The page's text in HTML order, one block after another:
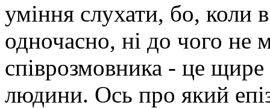
уміння слухати, бо, коли
одночасно, ні до чого не
співрозмовника - це щире
людини. Ось про який